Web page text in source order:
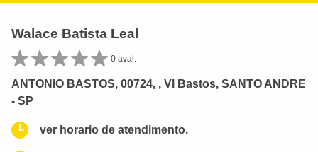
Walace Batista Leal
0 aval.
ANTONIO BASTOS, 00724, , Vl Bastos, SANTO ANDRE
- SP
ver horario de atendimento.